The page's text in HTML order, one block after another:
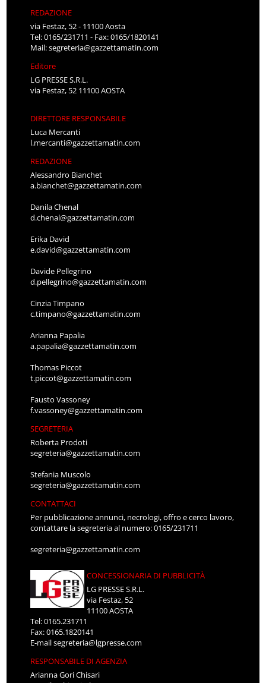
REDAZIONE
via Festaz, 52 - 11100 Aosta
Tel: 0165/231711 - Fax: 0165/1820141
Mail:segreteria@gazzettamatin.com
Editore
LG PRESSE S.R.L.
via Festaz, 52 11100 AOSTA
DIRETTORE RESPONSABILE
Luca Mercanti
l.mercanti@gazzettamatin.com
REDAZIONE
Alessandro Bianchet
a.bianchet@gazzettamatin.com
Danila Chenal
d.chenal@gazzettamatin.com
Erika David
e.david@gazzettamatin.com
Davide Pellegrino
d.pellegrino@gazzettamatin.com
Cinzia Timpano
c.timpano@gazzettamatin.com
Arianna Papalia
a.papalia@gazzettamatin.com
Thomas Piccot
t.piccot@gazzettamatin.com
Fausto Vassoney
f.vassoney@gazzettamatin.com
SEGRETERIA
Roberta Prodoti
segreteria@gazzettamatin.com
Stefania Muscolo
segreteria@gazzettamatin.com
CONTATTACI
Per pubblicazione annunci, necrologi, offro e cerco lavoro,
contattare la segreteria al numero: 0165/231711
segreteria@gazzettamatin.com
CONCESSIONARIA DI PUBBLICITÀ
LG PRESSE S.R.L.
via Festaz, 52
11100 AOSTA
Tel: 0165.231711
Fax: 0165.1820141
E-mailsegreteria@lgpresse.com
RESPONSABILE DI AGENZIA
Arianna Gori Chisari